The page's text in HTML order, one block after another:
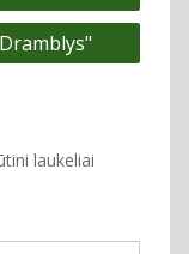
laukeliai